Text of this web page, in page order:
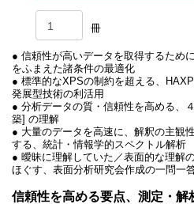
冊
● 信頼性が高いデータを取得するため
をふまえた諸条件の最適化
● 標準的なXPSの制約を超える、
発展型技術の利活用
● 分析データの質・信頼性を高める、
築] の理解
● 大量のデータを高速に、解釈の主観
する、統計・情報学的スペクトル解析
● 曖昧に理解していた／表面的な理解
ほぐす、表面分析研究会作成の一問一
信頼性を高める要点、測定・解